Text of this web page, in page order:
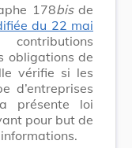
178bisde
du 22 mai
obligations de
vérifie si les
d’entreprises
présente loi
pour but de